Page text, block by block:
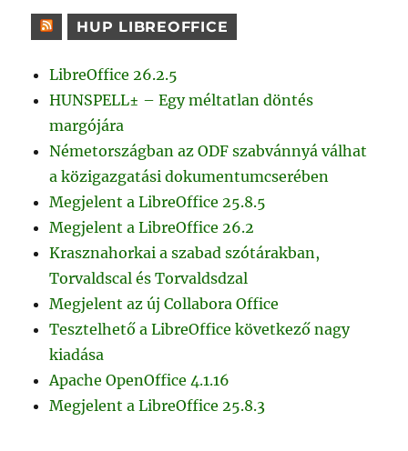
HUP LIBREOFFICE
LibreOffice 26.2.5
HUNSPELL± – Egy méltatlan döntés
margójára
Németországban az ODF szabvánnyá válhat
a közigazgatási dokumentumcserében
Megjelent a LibreOffice 25.8.5
Megjelent a LibreOffice 26.2
Krasznahorkai a szabad szótárakban,
Torvaldscal és Torvaldsdzal
Megjelent az új Collabora Office
Tesztelhető a LibreOffice következő nagy
kiadása
Apache OpenOffice 4.1.16
Megjelent a LibreOffice 25.8.3